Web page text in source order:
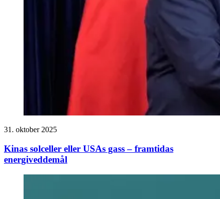
31. oktober 2025
Kinas solceller eller USAs gass – framtidas
energiveddemål